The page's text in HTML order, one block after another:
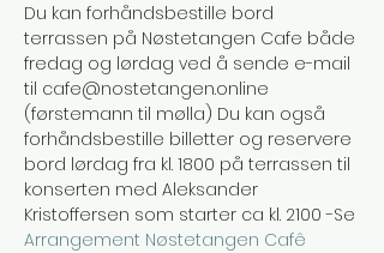
Du kan forhåndsbestille bord
terrassen på Nøstetangen Cafe både
fredag og lørdag ved å sende e-mail
til cafe@nostetangen.online
(førstemann til mølla) Du kan også
forhåndsbestille billetter og reservere
bord lørdag fra kl. 1800 på terrassen til
konserten med Aleksander
Kristoffersen som starter ca kl. 2100 -Se
Arrangement Nøstetangen Cafê